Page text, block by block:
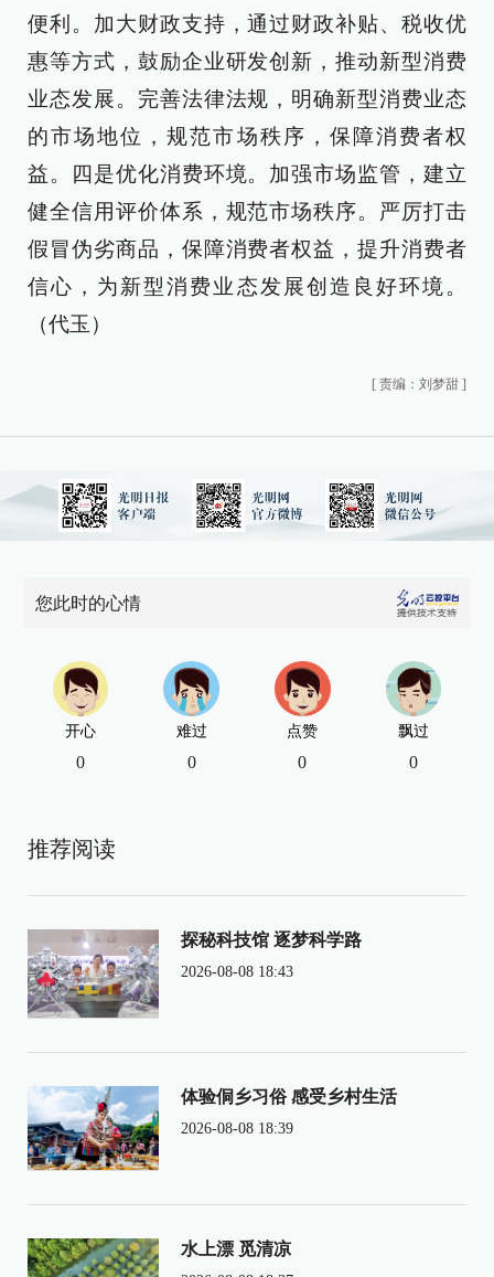
便利。加大财政支持，通过财政补贴、税收优
惠等方式，鼓励企业研发创新，推动新型消费
业态发展。完善法律法规，明确新型消费业态
的市场地位，规范市场秩序，保障消费者权
益。四是优化消费环境。加强市场监管，建立
健全信用评价体系，规范市场秩序。严厉打击
假冒伪劣商品，保障消费者权益，提升消费者
信心，为新型消费业态发展创造良好环境。
（代玉）
[ 责编：刘梦甜 ]
您此时的心情
开心
0
难过
0
点赞
0
飘过
0
推荐阅读
探秘科技馆 逐梦科学路
2026-08-08 18:43
体验侗乡习俗 感受乡村生活
2026-08-08 18:39
水上漂 觅清凉